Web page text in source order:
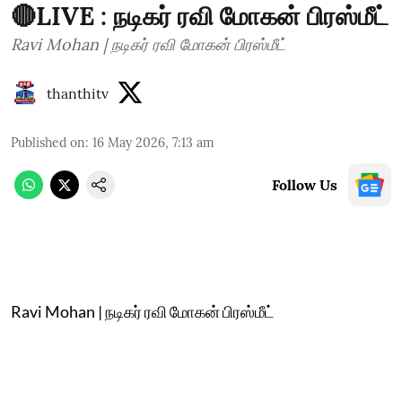
🔴LIVE : நடிகர் ரவி மோகன் பிரஸ்மீட்
Ravi Mohan | நடிகர் ரவி மோகன் பிரஸ்மீட்
thanthitv
Published on: 16 May 2026, 7:13 am
Follow Us
Ravi Mohan | நடிகர் ரவி மோகன் பிரஸ்மீட்